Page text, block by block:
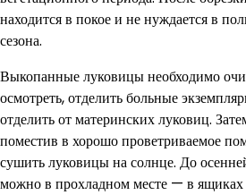
находится в покое и не нуждается в
сезона.
Выкопанные луковицы необходимо
осмотреть, отделить больные
отделить от материнских луковиц.
поместив в хорошо проветриваемое
сушить луковицы на солнце. До
можно в прохладном месте — в ящиках